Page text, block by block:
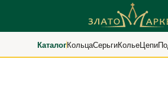
КаталогКольцаСерьгиКольеЦепи